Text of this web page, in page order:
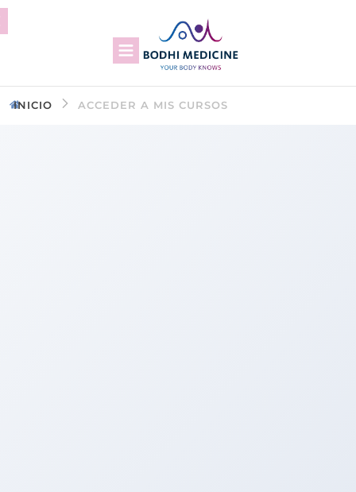
INICIO ACCEDER A MIS CURSOS